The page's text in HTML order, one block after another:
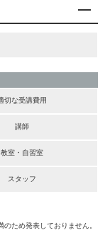
切な受講費用
講師
教室・自習室
スタッフ
ため発表しておりません。